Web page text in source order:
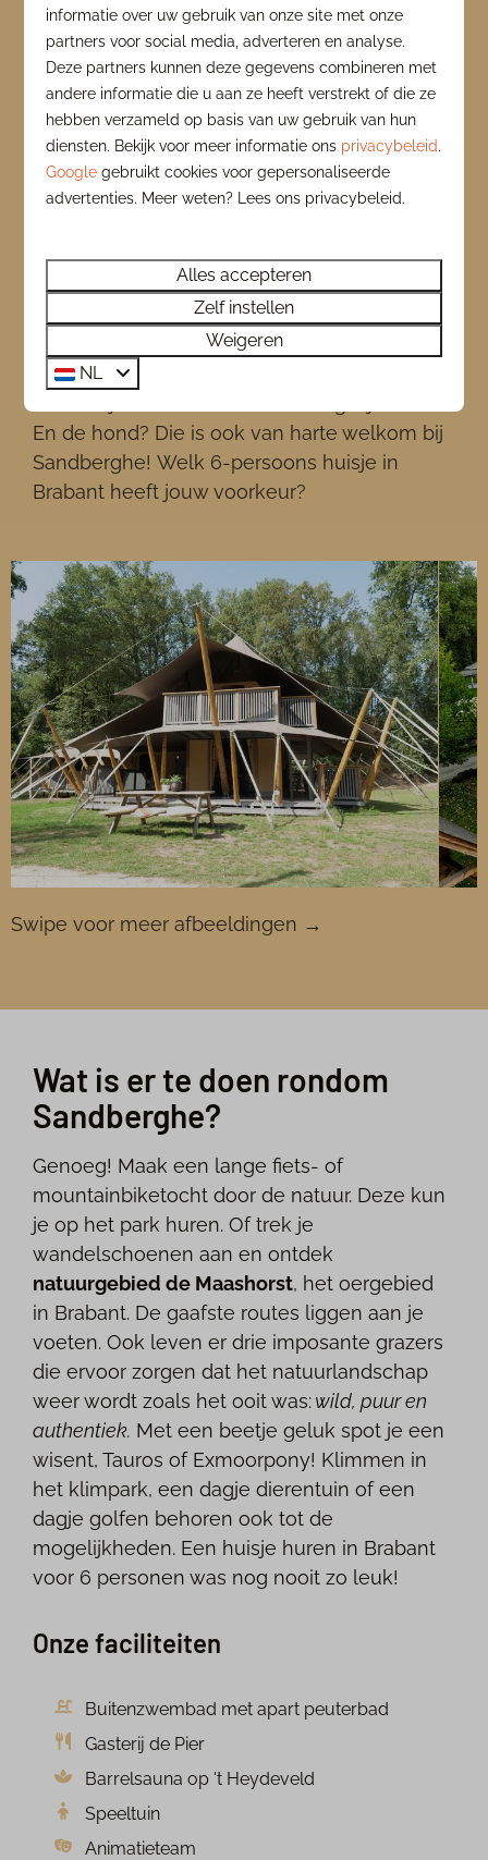
Eenvakantiehuis in Noord-Brabant voor 6
personenis ideaal voor gezinnen, maar ook
voor vrienden of meerdere stellen. In de
huisjes van Sandberghe beleef je een
bijzondere overnachting. Zo zijn de
Heydehuizenunieke houten huizen voorzien
mogelijkheden en in de
luxeKoningslodgebeleef je een unieke
glamping ervaring met de luxe en het
comfort van een vijf sterren
verblijf. Overnachten in een chalet, villa of
En de hond? Die is ook van harte welkom bij
Sandberghe! Welk 6-persoons huisje in
Brabant heeft jouw voorkeur?
Swipe voor meer afbeeldingen →
Wat is er te doen rondom
Sandberghe?
Genoeg! Maak een lange fiets- of
mountainbiketocht door de natuur. Deze kun
je op het park huren. Of trek je
wandelschoenen aan en ontdek
natuurgebied de Maashorst, het oergebied
in Brabant. De gaafste routes liggen aan je
voeten. Ook leven er drie imposante grazers
die ervoor zorgen dat het natuurlandschap
weer wordt zoals het ooit was:wild, puur en
authentiek. Met een beetje geluk spot je een
wisent, Tauros of Exmoorpony! Klimmen in
het klimpark, een dagje dierentuin of een
dagje golfen behoren ook tot de
mogelijkheden. Een huisje huren in Brabant
voor 6 personen was nog nooit zo leuk!
Onze faciliteiten
Buitenzwembad met apart peuterbad
Gasterij de Pier
Barrelsauna op 't Heydeveld
Speeltuin
Animatieteam
informatie over uw gebruik van onze site met onze
partners voor social media, adverteren en analyse.
Deze partners kunnen deze gegevens combineren met
andere informatie die u aan ze heeft verstrekt of die ze
hebben verzameld op basis van uw gebruik van hun
diensten. Bekijk voor meer informatie ons privacybeleid.
Google gebruikt cookies voor gepersonaliseerde
advertenties. Meer weten? Lees ons privacybeleid.
Alles accepteren
Zelf instellen
Weigeren
NL